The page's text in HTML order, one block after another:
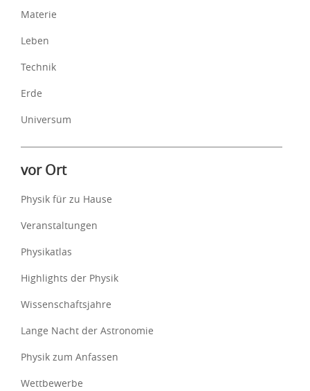
Materie
Leben
Technik
Erde
Universum
vor Ort
Physik für zu Hause
Veranstaltungen
Physikatlas
Highlights der Physik
Wissenschaftsjahre
Lange Nacht der Astronomie
Physik zum Anfassen
Wettbewerbe